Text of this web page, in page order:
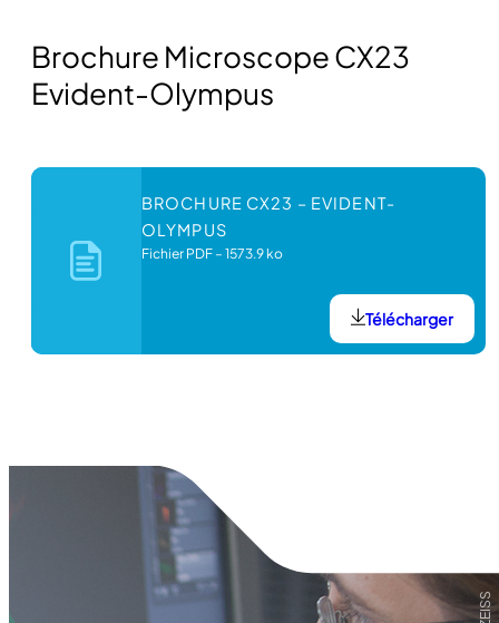
Brochure Microscope CX23
Evident-Olympus
BROCHURE CX23 – EVIDENT-
OLYMPUS
Fichier PDF – 1573.9 ko
Télécharger